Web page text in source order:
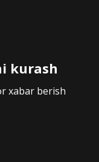
kurash
xabar berish